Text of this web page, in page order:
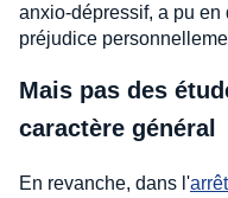
anxio-dépressif, a pu
préjudice
Mais pas des
caractère général
En revanche, dans l'